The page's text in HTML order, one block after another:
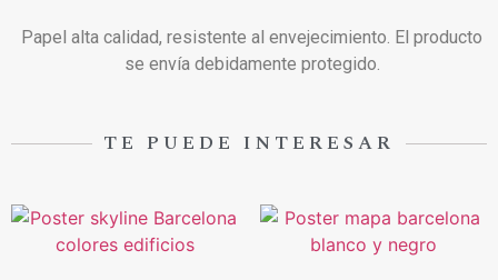
Papel alta calidad, resistente al envejecimiento. El producto
se envía debidamente protegido.
TE PUEDE INTERESAR